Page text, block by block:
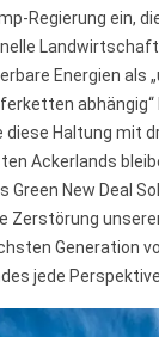
Regierung ein,
Energien als
diese Haltung mit
Ackerlands
Green New Deal
Zerstörung
Generation
jede